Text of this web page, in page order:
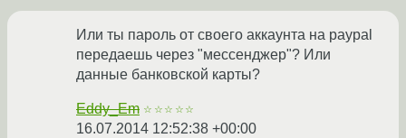
Или ты пароль от своего аккаунта на paypal
передаешь через "мессенджер"? Или
данные банковской карты?
Eddy_Em ☆☆☆☆☆
16.07.2014 12:52:38 +00:00